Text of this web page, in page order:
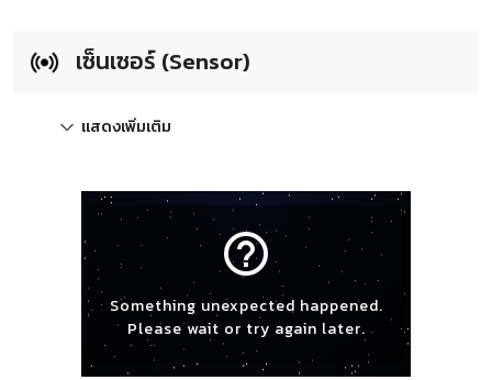
เซ็นเซอร์ (Sensor)
แสดงเพิ่มเติม
help_outline
Something unexpected happened.
Please wait or try again later.